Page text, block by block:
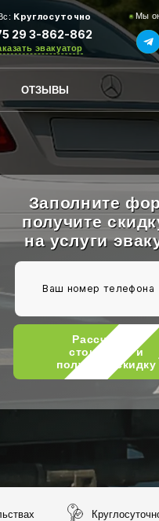
Круглосуточно
29 3-862-862
эвакуатор
Мы
ОТЗЫВЫ
Заполните
получите
на услуги
Рассчитать
стоимость и
получить скидку